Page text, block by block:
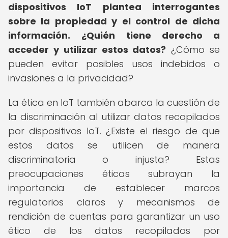
dispositivos IoT plantea interrogantes
sobre la propiedad y el control de dicha
información.
¿Quién tiene derecho a
acceder y utilizar estos datos? ¿Cómo se
pueden evitar posibles usos indebidos o
invasiones a la privacidad?
La ética en IoT también abarca la cuestión de
la discriminación al utilizar datos recopilados
por dispositivos IoT. ¿Existe el riesgo de que
estos datos se utilicen de manera
discriminatoria o injusta? Estas
preocupaciones éticas subrayan la
importancia de establecer marcos
regulatorios claros y mecanismos de
rendición de cuentas para garantizar un uso
ético de los datos recopilados por